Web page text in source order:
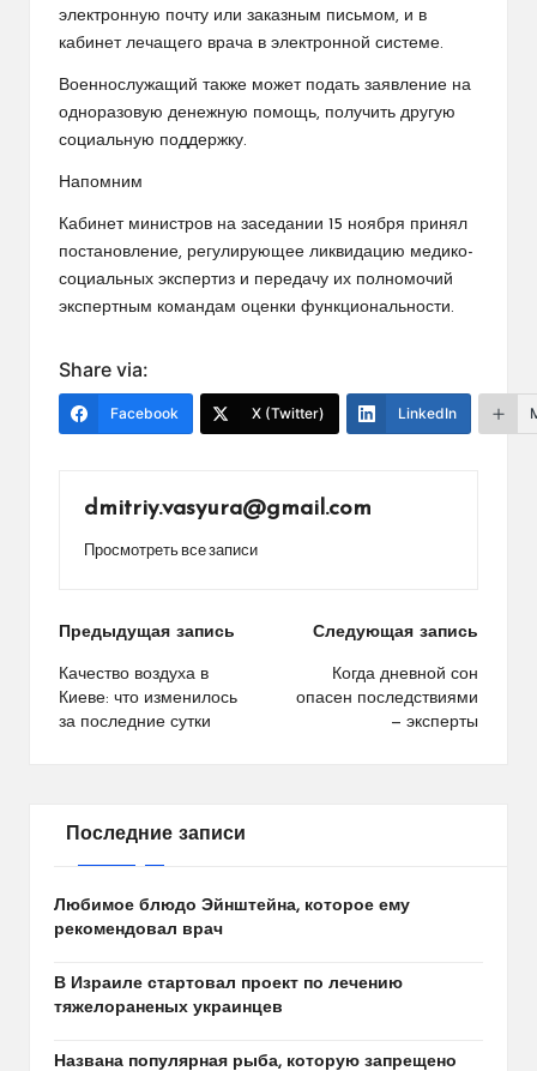
электронную почту или заказным письмом, и в
кабинет лечащего врача в электронной системе.
Военнослужащий также может подать заявление на
одноразовую денежную помощь, получить другую
социальную поддержку.
Напомним
Кабинет министров на заседании 15 ноября принял
постановление, регулирующее ликвидацию медико-
социальных экспертиз и передачу их полномочий
экспертным командам оценки функциональности.
Share via:
Facebook X (Twitter) LinkedIn
dmitriy.vasyura@gmail.com
Просмотреть все записи
Навигация
по
записям
Предыдущая запись
Качество воздуха в
Киеве: что изменилось
за последние сутки
Следующая запись
Когда дневной сон
опасен последствиями
— эксперты
Последние записи
Любимое блюдо Эйнштейна, которое ему
рекомендовал врач
В Израиле стартовал проект по лечению
тяжелораненых украинцев
Названа популярная рыба, которую запрещено